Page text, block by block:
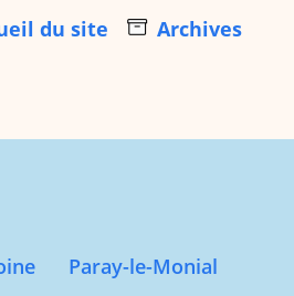
du site Archives
Paray-le-Monial